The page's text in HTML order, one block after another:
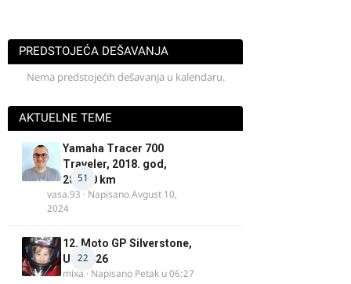
PREDSTOJEĆA DEŠAVANJA
Nema predstojećih dešavanja u kalendaru.
AKTUELNE TEME
51
Yamaha Tracer 700
Traveler, 2018. god,
28.100 km
vasa.93 · NapisanoAvgust 10,
2024
22
12. Moto GP Silverstone,
UK, 2026
mixa · Napisano Petak u 06:27